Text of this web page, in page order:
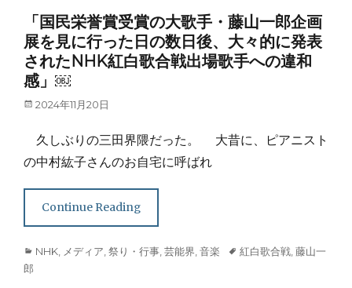
「国民栄誉賞受賞の大歌手・藤山一郎企画
展を見に行った日の数日後、大々的に発表
されたNHK紅白歌合戦出場歌手への違和
感」￼
Posted
2024年11月20日
久しぶりの三田界隈だった。 大昔に、ピアニスト
の中村紘子さんのお自宅に呼ばれ
Continue Reading
Categories
NHK メディア 祭り・行事 芸能界 音楽 Tags紅白歌合戦 藤山一
郎